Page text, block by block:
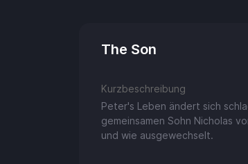
The Son
Kurzbeschreibung
Peter's Leben ändert sich
gemeinsamen Sohn Nicholas
und wie ausgewechselt.